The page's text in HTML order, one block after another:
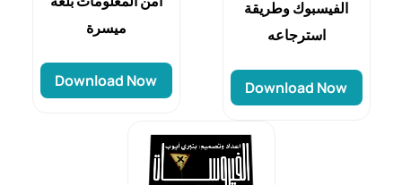
ميسرة
Download Now
الفيسبوك وطريقة
استرجاعه
Download Now